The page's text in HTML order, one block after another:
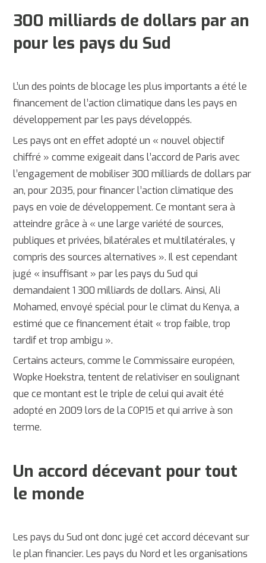
300 milliards de dollars par an
pour les pays du Sud
L’un des points de blocage les plus importants a été le
financement de l’action climatique dans les pays en
développement par les pays développés.
Les pays ont en effet adopté un « nouvel objectif
chiffré » comme exigeait dans l’accord de Paris avec
l’engagement de mobiliser 300 milliards de dollars par
an, pour 2035, pour financer l’action climatique des
pays en voie de développement. Ce montant sera à
atteindre grâce à « une large variété de sources,
publiques et privées, bilatérales et multilatérales, y
compris des sources alternatives ». Il est cependant
jugé « insuffisant » par les pays du Sud qui
demandaient 1 300 milliards de dollars. Ainsi, Ali
Mohamed, envoyé spécial pour le climat du Kenya, a
estimé que ce financement était « trop faible, trop
tardif et trop ambigu ».
Certains acteurs, comme le Commissaire européen,
Wopke Hoekstra, tentent de relativiser en soulignant
que ce montant est le triple de celui qui avait été
adopté en 2009 lors de la COP15 et qui arrive à son
terme.
Un accord décevant pour tout
le monde
Les pays du Sud ont donc jugé cet accord décevant sur
le plan financier. Les pays du Nord et les organisations